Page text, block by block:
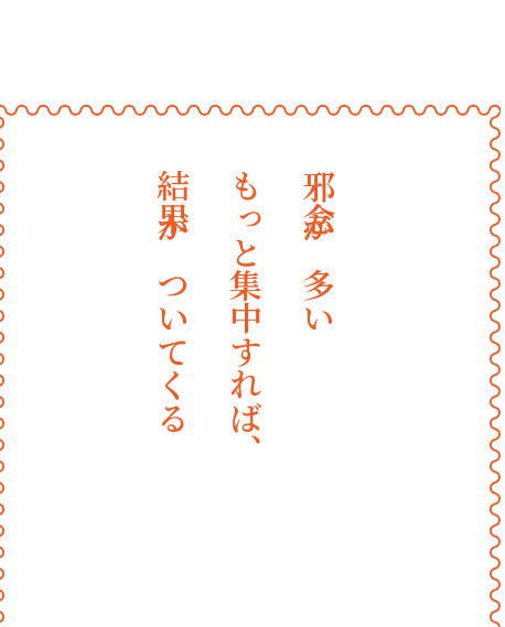
邪念が多い
もっと集中すれば、
結果がついてくる
〰〰〰〰〰〰〰〰〰〰〰〰